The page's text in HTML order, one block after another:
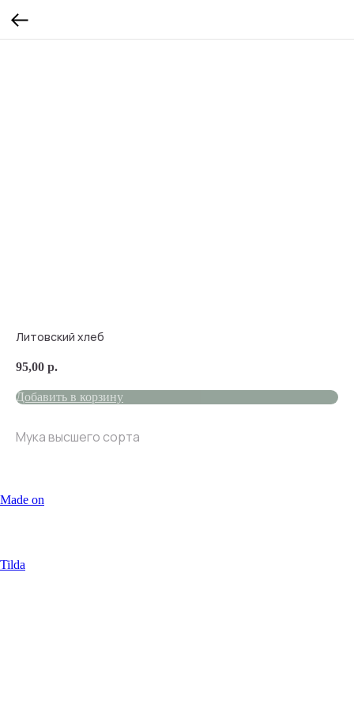
Литовский хлеб
95,00 р.
Добавить в корзину
Мука высшего сорта
Made on
Tilda